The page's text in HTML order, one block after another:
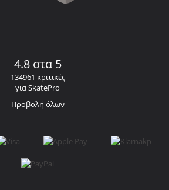
4.8 στα 5
134961 κριτικές
για SkatePro
Προβολή όλων